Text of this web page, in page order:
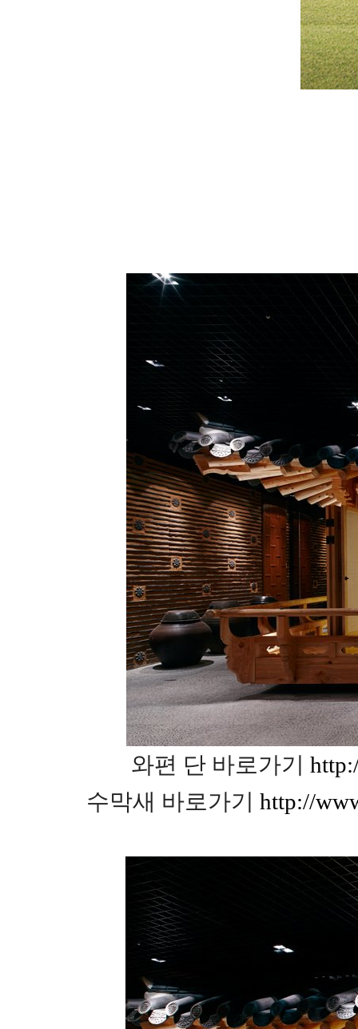
와편 단 바로가기
수막새 바로가기 http://